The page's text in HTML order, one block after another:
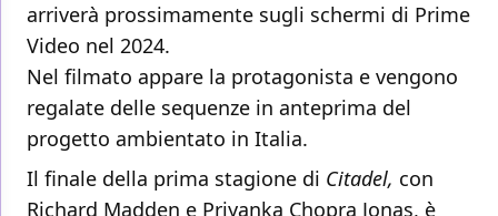
arriverà prossimamente sugli schermi di Prime
Video nel 2024.
Nel filmato appare la protagonista e vengono
regalate delle sequenze in anteprima del
progetto ambientato in Italia.
Il finale della prima stagione di Citadel, con
Richard Madden e Priyanka Chopra Jonas, è